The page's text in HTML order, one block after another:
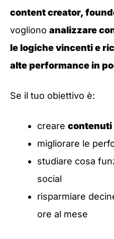
content creator,
vogliono analizzare
le logiche vincenti e
alte performance in
Se il tuo obiettivo è:
creare contenuti
migliorare le
studiare cosa
social
risparmiare
ore al mese